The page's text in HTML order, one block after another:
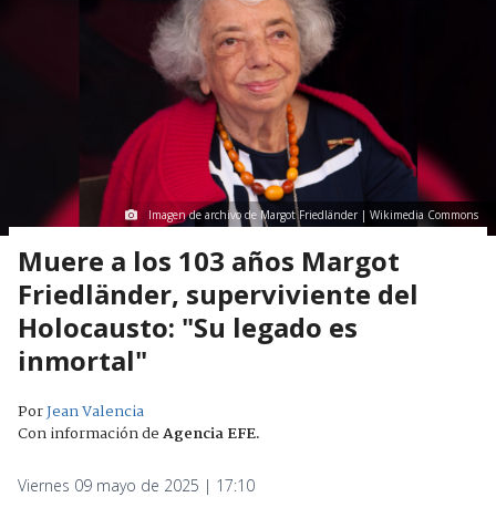
Imagen de archivo de Margot Friedländer | Wikimedia Commons
Muere a los 103 años Margot
Friedländer, superviviente del
Holocausto: "Su legado es
inmortal"
PorJean Valencia
Con información deAgencia EFE.
Viernes 09 mayo de 2025 | 17:10